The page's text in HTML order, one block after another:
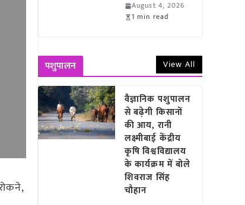
August 4, 2026
1 min read
पशुपालन View All
वैज्ञानिक पशुपालन
से बढ़ेगी किसानों
की आय, रानी
लक्ष्मीबाई केंद्रीय
कृषि विश्वविद्यालय
के कार्यक्रम में बोले
शिवराज सिंह
चौहान